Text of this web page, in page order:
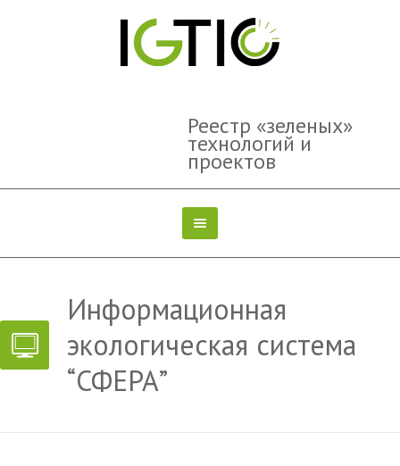
Реестр «зеленых»
технологий и
проектов
Информационная
экологическая система
“СФЕРА”